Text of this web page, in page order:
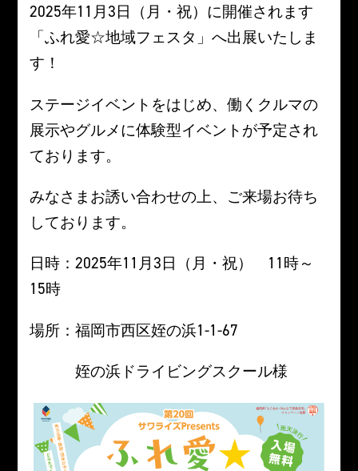
2025年11月3日（月・祝）に開催されます
「ふれ愛☆地域フェスタ」へ出展いたしま
す！
ステージイベントをはじめ、働くクルマの
展示やグルメに体験型イベントが予定され
ております。
みなさまお誘い合わせの上、ご来場お待ち
しております。
日時：2025年11月3日（月・祝） 11時～
15時
場所：福岡市西区姪の浜1-1-67
姪の浜ドライビングスクール様